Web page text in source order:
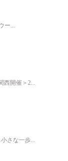
ー...
西開催＞2...
さな一歩...